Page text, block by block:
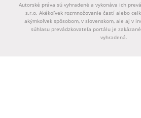
Autorské práva sú vyhradené a vykonáva ich
s.r.o. Akékoľvek rozmnožovanie častí alebo
akýmkoľvek spôsobom, v slovenskom, ale aj v
súhlasu prevádzkovateľa portálu je
vyhradená.